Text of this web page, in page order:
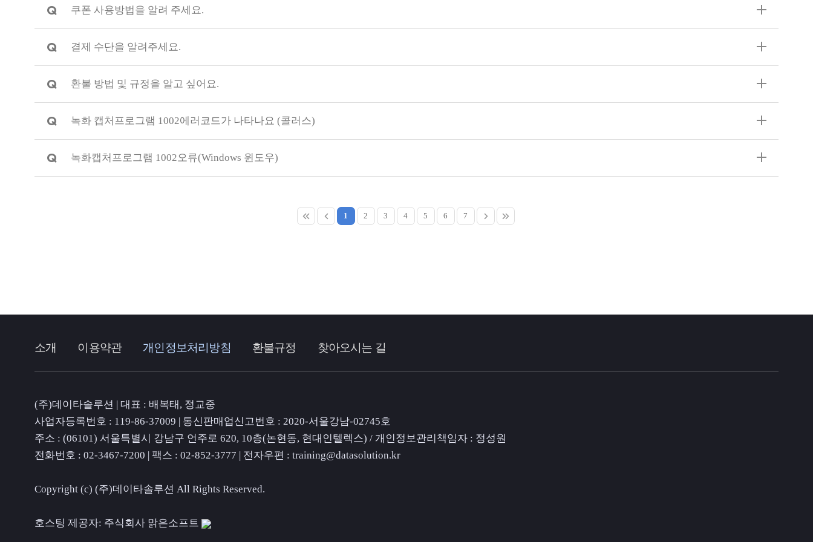
Q 쿠폰 사용방법을 알려 주세요.
Q 결제 수단을 알려주세요.
Q 환불 방법 및 규정을 알고 싶어요.
Q 녹화 캡처프로그램 1002에러코드가 나타나요 (콜러스)
Q 녹화캡처프로그램 1002오류(Windows 윈도우)
1 2 3 4 5 6 7
소개 이용약관 개인정보처리방침 환불규정 찾아오시는 길
(주)데이타솔루션 | 대표 : 배복태, 정교중
사업자등록번호 : 119-86-37009 | 통신판매업신고번호 : 2020-서울강남-02745호
주소 : (06101) 서울특별시 강남구 언주로 620, 10층(논현동, 현대인텔렉스) / 개인정보관리책임자 : 정성원
전화번호 : 02-3467-7200 | 팩스 : 02-852-3777 | 전자우편 : training@datasolution.kr
Copyright (c) (주)데이타솔루션 All Rights Reserved.
호스팅 제공자: 주식회사 맑은소프트